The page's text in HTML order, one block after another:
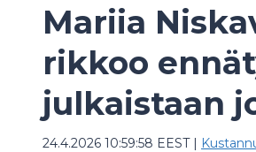
Mariia
rikkoo
julkaistaan
24.4.2026 10:59:58 EEST|